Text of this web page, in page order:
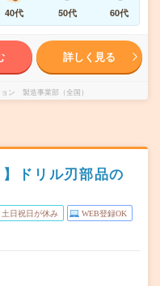
40代 50代 60代
詳しく見る
ン 製造事業部（全国）
ドリル刃部品の
土日祝日が休み WEB登録OK